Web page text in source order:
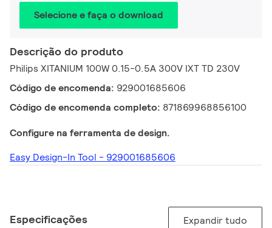
Selecione e faça o download
Descrição do produto
Philips XITANIUM 100W 0.15-0.5A 300V IXT TD 230V
Código de encomenda: 929001685606
Código de encomenda completo: 871869968856100
Configure na ferramenta de design.
Easy Design-In Tool - 929001685606
Especificações Expandir tudo